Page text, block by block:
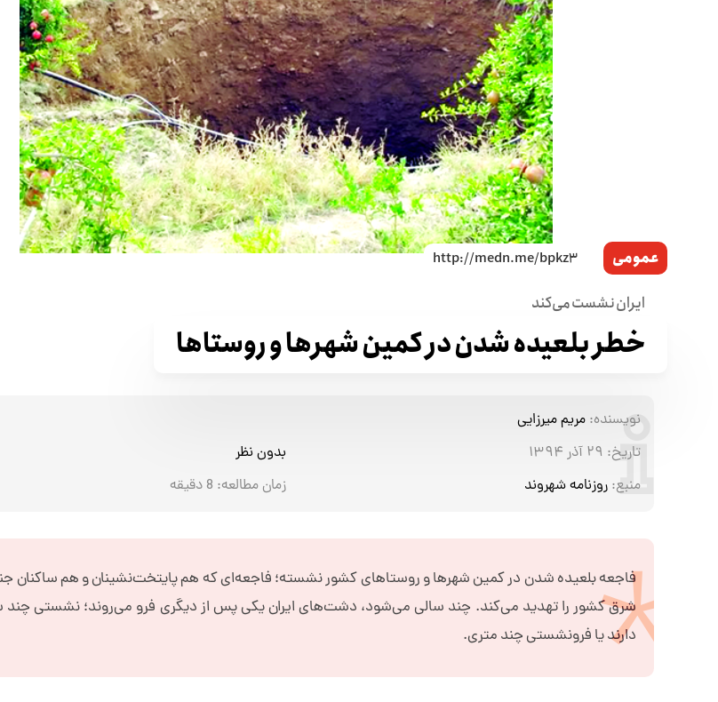
عمومی
ایران نشست می‌کند
خطر بلعید‌ه شد‌ن د‌ر کمین شهرها و روستاها
نویسنده: مریم میرزایی
تاریخ: ۲۹ آذر ۱۳۹۴
بدون نظر
منبع: روزنامه شهروند زمان مطالعه: 8 دقیقه
فاجعه بلعیده شدن در کمین شهرها و روستاهای کشور نشسته؛ فاجعه‌ای که هم پایتخت‌نشینان و هم ساکنان
شرق کشور را تهدید می‌کند. چند سالی می‌شود، دشت‌های ایران یکی پس از دیگری فرو می‌روند؛ نشستی چند
دارند یا فرونشستی چند متری.